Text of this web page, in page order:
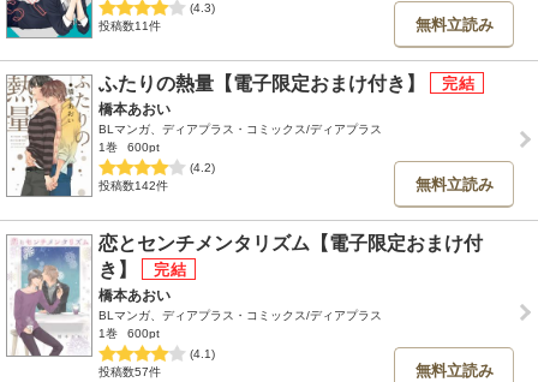
(4.3)
投稿数11件
無料立読み
ふたりの熱量【電子限定おまけ付き】
橋本あおい
BLマンガ、ディアプラス・コミックス/ディアプラス
1巻
600pt
(4.2)
投稿数142件
無料立読み
恋とセンチメンタリズム【電子限定おまけ付
き】
橋本あおい
BLマンガ、ディアプラス・コミックス/ディアプラス
1巻
600pt
(4.1)
投稿数57件
無料立読み